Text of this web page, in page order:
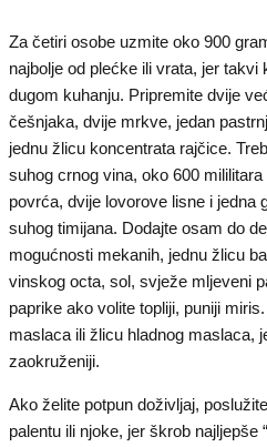
Za četiri osobe uzmite oko 900
najbolje od plećke ili vrata, jer
dugom kuhanju. Pripremite dvije
češnjaka, dvije mrkve, jedan
jednu žlicu koncentrata rajčice.
suhog crnog vina, oko 600
povrća, dvije lovorove lisne i jedna
suhog timijana. Dodajte osam do
mogućnosti mekanih, jednu žlicu
vinskog octa, sol, svježe mljeveni
paprike ako volite topliji, puniji
maslaca ili žlicu hladnog maslaca,
zaokruženiji.
Ako želite potpun doživljaj,
palentu ili njoke, jer škrob najljepše